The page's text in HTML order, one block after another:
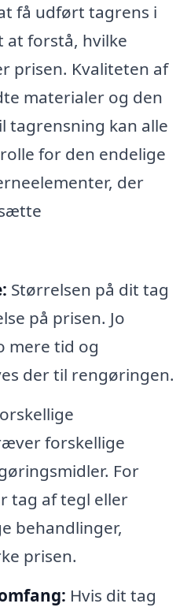
få udført tagrens i
at forstå, hvilke
prisen. Kvaliteten af
materialer og den
tagrensning kan alle
for den endelige
der
Størrelsen på dit tag
på prisen. Jo
mere tid og
der til rengøringen.
forskellige
For
tag af tegl eller
behandlinger,
prisen.
Hvis dit tag